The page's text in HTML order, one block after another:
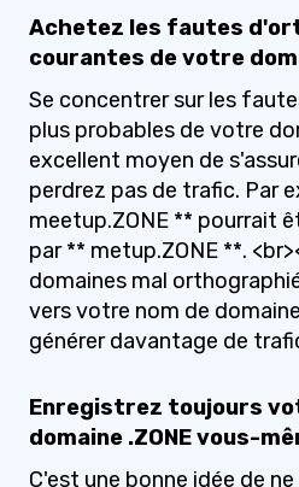
Achetez les fautes
courantes de votre
Se concentrer sur les
plus probables de votre
excellent moyen de
perdrez pas de trafic. Par
meetup.ZONE ** pourrait
par ** metup.ZONE **.
domaines mal
vers votre nom de
générer davantage de
Enregistrez toujours
domaine .ZONE vous-
C'est une bonne idée de